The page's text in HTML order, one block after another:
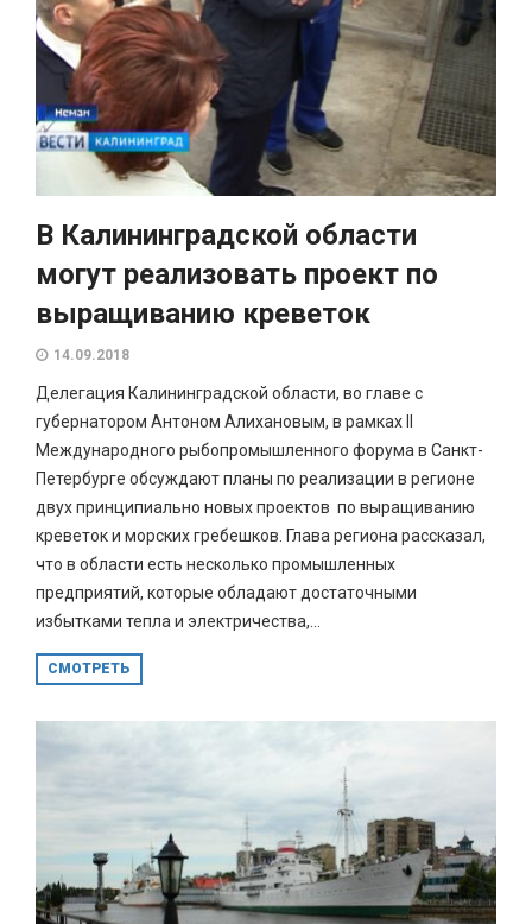
В Калининградской области
могут реализовать проект по
выращиванию креветок
14.09.2018
Делегация Калининградской области, во главе с
губернатором Антоном Алихановым, в рамках II
Международного рыбопромышленного форума в Санкт-
Петербурге обсуждают планы по реализации в регионе
двух принципиально новых проектов по выращиванию
креветок и морских гребешков. Глава региона рассказал,
что в области есть несколько промышленных
предприятий, которые обладают достаточными
избытками тепла и электричества,...
СМОТРЕТЬ